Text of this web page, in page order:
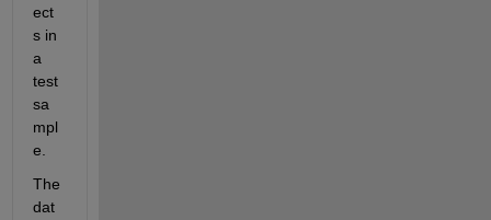
ect
s in
a
test
sa
mpl
e.
The
dat